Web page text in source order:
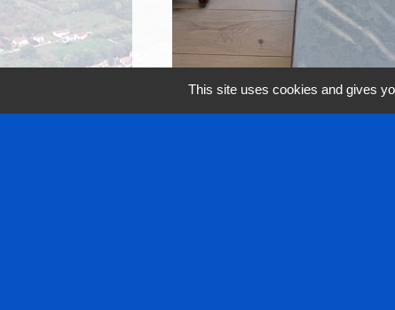
This site uses cookies and gives